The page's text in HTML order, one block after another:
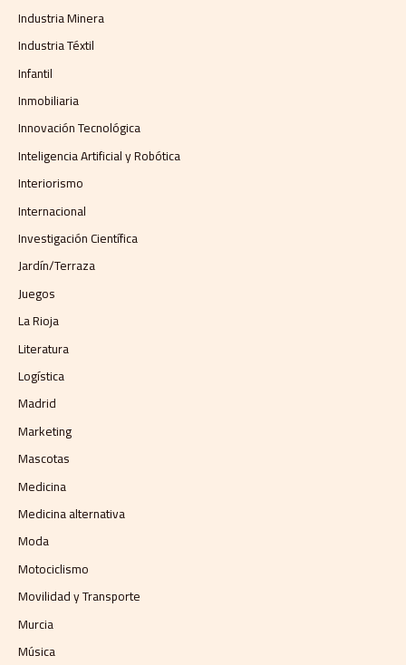
Industria Minera
Industria Téxtil
Infantil
Inmobiliaria
Innovación Tecnológica
Inteligencia Artificial y Robótica
Interiorismo
Internacional
Investigación Científica
Jardín/Terraza
Juegos
La Rioja
Literatura
Logística
Madrid
Marketing
Mascotas
Medicina
Medicina alternativa
Moda
Motociclismo
Movilidad y Transporte
Murcia
Música